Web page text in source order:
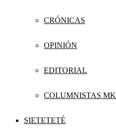
CRÓNICAS
OPINIÓN
EDITORIAL
COLUMNISTAS MK
SIETETETÉ